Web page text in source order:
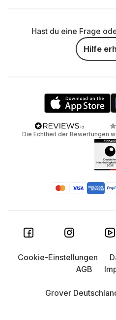
Hast du eine Frage
Hilfe
Die Echtheit der Bewertungen
Grover
Cookie-Einstellungen
AGB